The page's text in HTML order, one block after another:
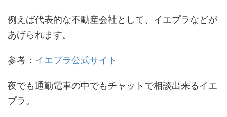
例えば代表的な不動産会社として、イエプラなどが
あげられます。
参考： イエプラ公式サイト
夜でも通勤電車の中でもチャットで相談出来るイエ
プラ。